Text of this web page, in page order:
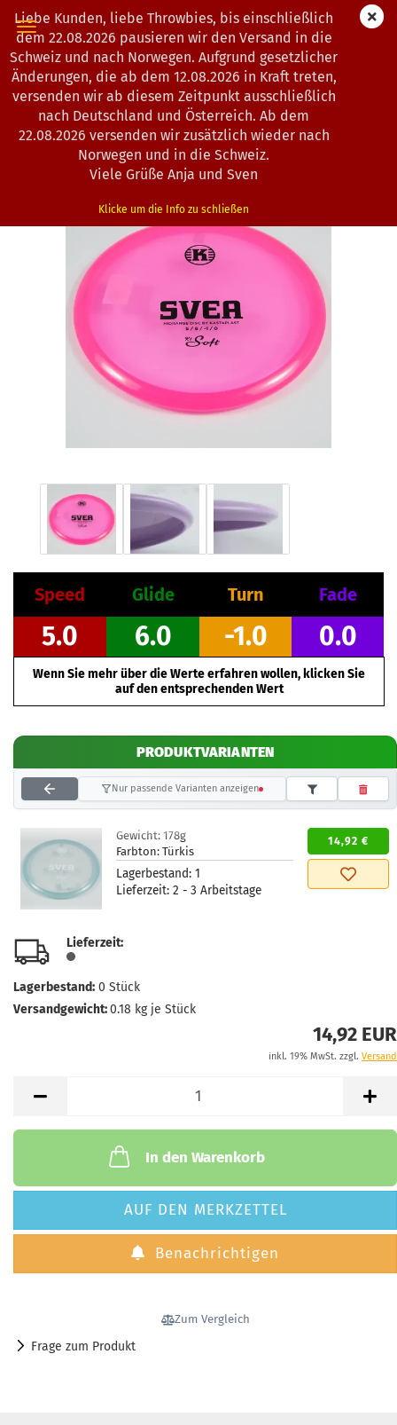
Liebe Kunden, liebe Throwbies, bis einschließlich
dem 22.08.2026 pausieren wir den Versand in die
Schweiz und nach Norwegen. Aufgrund gesetzlicher
Änderungen, die ab dem 12.08.2026 in Kraft treten,
versenden wir ab diesem Zeitpunkt ausschließlich
nach Deutschland und Österreich. Ab dem
22.08.2026 versenden wir zusätzlich wieder nach
Norwegen und in die Schweiz.
Viele Grüße Anja und Sven
Klicke um die Info zu schließen
« Erster « zurück weiter »
Letzter »
Artikel in dieser Kategorie
Kastaplast | Svea | K1-Soft-Line
1302342 )
Speed Glide Turn Fade
5.0 6.0 -1.0 0.0
Wenn Sie mehr über die Werte erfahren wollen, klicken Sie
auf den entsprechenden Wert
PRODUKTVARIANTEN
Nur passende Varianten anzeigen
Gewicht: 178g
Farbton: Türkis
Lagerbestand: 1
Lieferzeit: 2 - 3 Arbeitstage
14,92 €
Lieferzeit:
Lagerbestand: 0 Stück
Versandgewicht:0.18 kg je Stück
14,92 EUR
inkl. 19% MwSt. zzgl. Versand
In den Warenkorb
AUF DEN MERKZETTEL
Benachrichtigen
Zum Vergleich
Frage zum Produkt